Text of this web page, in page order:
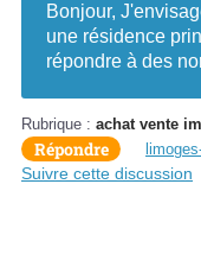
Bonjour,
une résidence
répondre à des
Rubrique : achat vente
Répondre
Suivre cette discussion